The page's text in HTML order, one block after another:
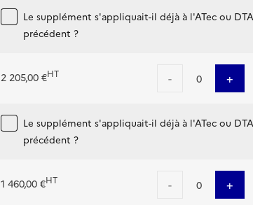
Le supplément s'appliquait-il déjà à l'ATec ou DTA
précédent ?
2 205,00 €HT - 0 +
Le supplément s'appliquait-il déjà à l'ATec ou DTA
précédent ?
1 460,00 €HT - 0 +